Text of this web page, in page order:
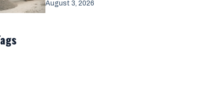
August 3, 2026